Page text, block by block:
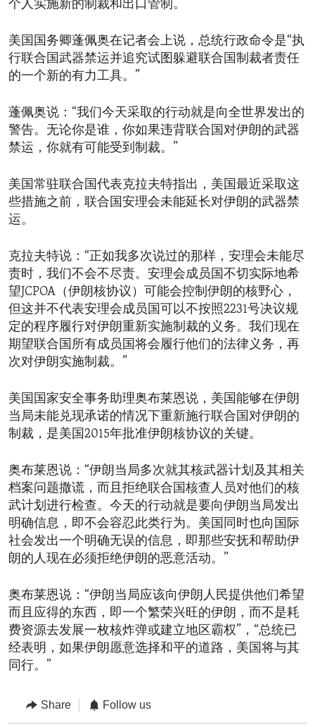
个人实施新的制裁和出口管制。
美国国务卿蓬佩奥在记者会上说，总统行政命令是“执
行联合国武器禁运并追究试图躲避联合国制裁者责任
的一个新的有力工具。”
蓬佩奥说：“我们今天采取的行动就是向全世界发出的
警告。无论你是谁，你如果违背联合国对伊朗的武器
禁运，你就有可能受到制裁。”
美国常驻联合国代表克拉夫特指出，美国最近采取这
些措施之前，联合国安理会未能延长对伊朗的武器禁
运。
克拉夫特说：“正如我多次说过的那样，安理会未能尽
责时，我们不会不尽责。安理会成员国不切实际地希
望JCPOA（伊朗核协议）可能会控制伊朗的核野心，
但这并不代表安理会成员国可以不按照2231号决议规
定的程序履行对伊朗重新实施制裁的义务。我们现在
期望联合国所有成员国将会履行他们的法律义务，再
次对伊朗实施制裁。”
美国国家安全事务助理奥布莱恩说，美国能够在伊朗
当局未能兑现承诺的情况下重新施行联合国对伊朗的
制裁，是美国2015年批准伊朗核协议的关键。
奥布莱恩说：“伊朗当局多次就其核武器计划及其相关
档案问题撒谎，而且拒绝联合国核查人员对他们的核
武计划进行检查。今天的行动就是要向伊朗当局发出
明确信息，即不会容忍此类行为。美国同时也向国际
社会发出一个明确无误的信息，即那些安抚和帮助伊
朗的人现在必须拒绝伊朗的恶意活动。”
奥布莱恩说：“伊朗当局应该向伊朗人民提供他们希望
而且应得的东西，即一个繁荣兴旺的伊朗，而不是耗
费资源去发展一枚核炸弹或建立地区霸权”，“总统已
经表明，如果伊朗愿意选择和平的道路，美国将与其
同行。”
Share Follow us